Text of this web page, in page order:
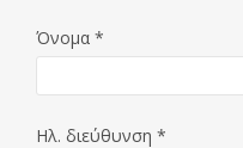
Όνομα *
Ηλ. διεύθυνση *